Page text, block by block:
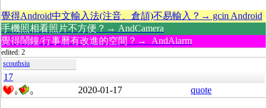
覺得Android中文輸入法(注音、倉頡)不易輸入？→ gcin Android
手機照相看照片不方便？→ AndCamera
覺得鬧鐘/行事曆有改進的空間？→ AndAlarm
edited: 2
scouthsiu
17
0 0 2020-01-17 quote